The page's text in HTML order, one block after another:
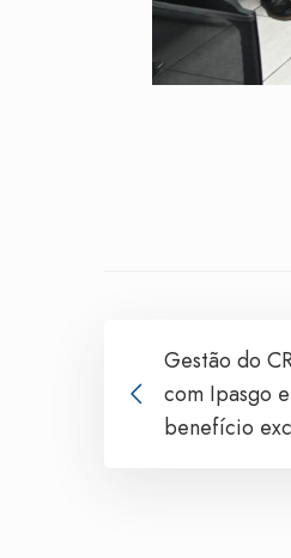
Gestão do
com Ipasgo
benefício